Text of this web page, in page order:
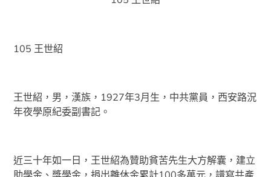
105 王世紹
王世紹，男，漢族，1927年3月生，中共黨員，西安路況
年夜學原紀委副書記。
近三十年如一日，王世紹為贊助貧苦先生大方解囊，建立